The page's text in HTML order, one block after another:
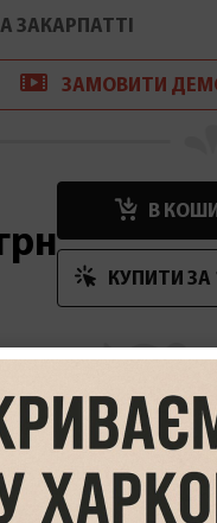
ЗАКАРПАТТІ
ЗАМОВИТИ
В
КУПИТИ ЗА